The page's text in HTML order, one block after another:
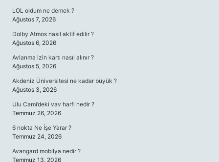
LOL oldum ne demek ?
Ağustos 7, 2026
Dolby Atmos nasıl aktif edilir ?
Ağustos 6, 2026
Avlanma izin kartı nasıl alınır ?
Ağustos 5, 2026
Akdeniz Üniversitesi ne kadar büyük ?
Ağustos 3, 2026
Ulu Cami’deki vav harfi nedir ?
Temmuz 26, 2026
6 nokta Ne İşe Yarar ?
Temmuz 24, 2026
Avangard mobilya nedir ?
Temmuz 13, 2026